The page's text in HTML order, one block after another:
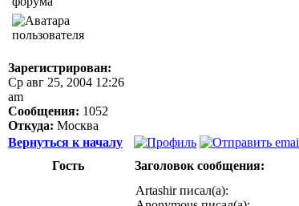
Зарегистрирован:
Ср авг 25, 2004 12:26
am
Сообщения: 1052
Откуда: Москва
Вернуться к началу
Гость
Заголовок сообщения:
Artashir писал(а):